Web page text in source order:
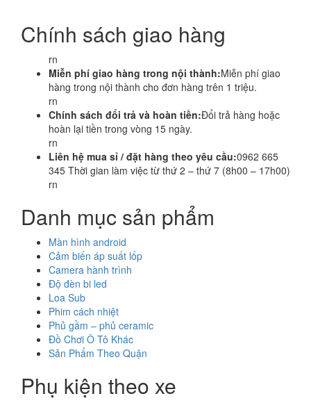
Chính sách giao hàng
rn
Miễn phí giao hàng trong nội thành:Miễn phí giao
hàng trong nội thành cho đơn hàng trên 1 triệu.
rn
Chính sách đổi trả và hoàn tiền:Đổi trả hàng hoặc
hoàn lại tiền trong vòng 15 ngày.
rn
Liên hệ mua sỉ / đặt hàng theo yêu cầu:0962 665
345 Thời gian làm việc từ thứ 2 – thứ 7 (8h00 – 17h00)
rn
Danh mục sản phẩm
Màn hình android
Cảm biến áp suất lốp
Camera hành trình
Độ đèn bi led
Loa Sub
Phim cách nhiệt
Phủ gầm – phủ ceramic
Đồ Chơi Ô Tô Khác
Sản Phẩm Theo Quận
Phụ kiện theo xe